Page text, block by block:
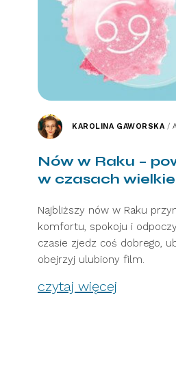
KAROLINA GAWORSKA/
Nów w Raku –
w czasach
Najbliższy nów w Raku
komfortu, spokoju i
czasie zjedz coś dobrego,
obejrzyj ulubiony film.
czytaj więcej